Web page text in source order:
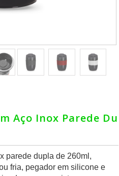
Aço Inox Parede Du
parede dupla de 260ml,
fria, pegador em silicone e